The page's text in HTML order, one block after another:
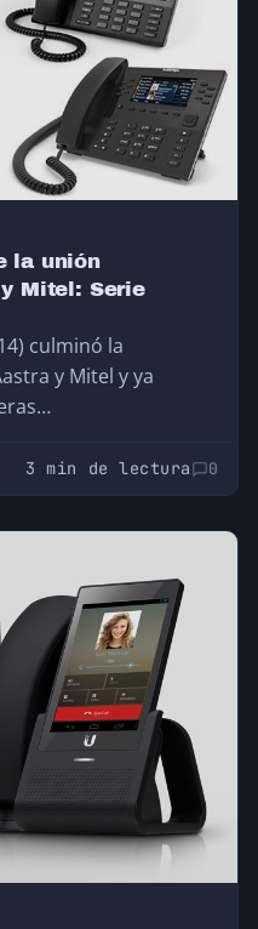
la unión
Mitel: Serie
culminó la
y Mitel y ya
3 min de lectura 0